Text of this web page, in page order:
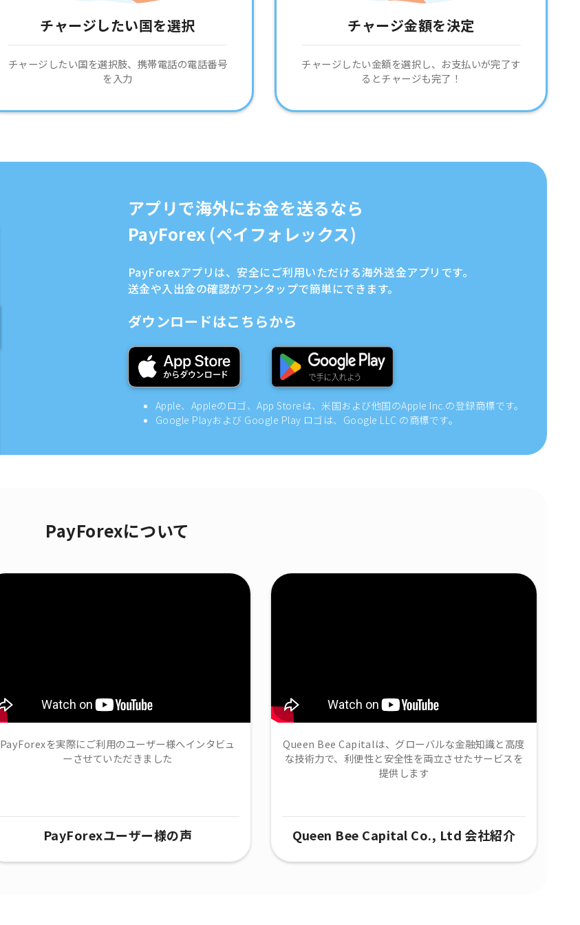
チャージしたい国を選択
チャージしたい国を選択肢、携帯電話の電話番号
を入力
チャージ金額を決定
チャージしたい金額を選択し、お支払いが完了す
るとチャージも完了！
アプリで海外にお金を送るなら
PayForex (ペイフォレックス)
PayForexアプリは、安全にご利用いただける海外送金アプリです。
送金や入出金の確認がワンタップで簡単にできます。
ダウンロードはこちらから
Apple、Appleのロゴ、App Storeは、米国および他国のApple Inc.の登録商標です。
Google Playおよび Google Play ロゴは、Google LLC の商標です。
PayForexについて
PayForexを実際にご利用のユーザー様へインタビュ
ーさせていただきました
PayForexユーザー様の声​
Queen Bee Capitalは、グローバルな金融知識と高度
な技術力で、​利便性と安全性を両立させたサービスを
提供します
Queen Bee Capital Co., Ltd 会社紹介